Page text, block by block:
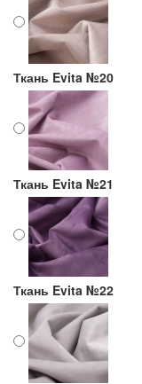
Ткань Evita №20
Ткань Evita №21
Ткань Evita №22